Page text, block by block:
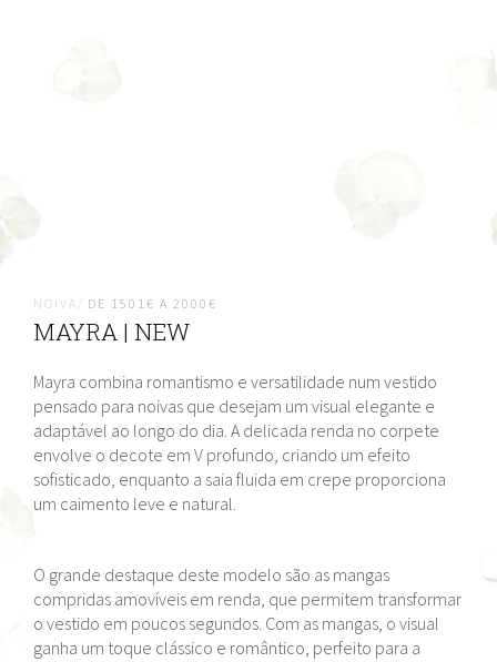
NOIVA/ DE 1501€ A 2000€
MAYRA | NEW
Mayra combina romantismo e versatilidade num vestido
pensado para noivas que desejam um visual elegante e
adaptável ao longo do dia. A delicada renda no corpete
envolve o decote em V profundo, criando um efeito
sofisticado, enquanto a saia fluida em crepe proporciona
um caimento leve e natural.
O grande destaque deste modelo são as mangas
compridas amovíveis em renda, que permitem transformar
o vestido em poucos segundos. Com as mangas, o visual
ganha um toque clássico e romântico, perfeito para a